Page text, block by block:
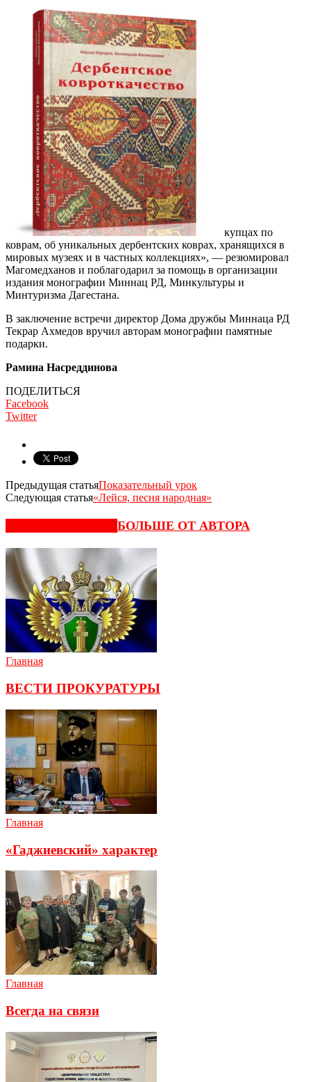
купцах по
коврам, об уникальных дербентских коврах, хранящихся в
мировых музеях и в частных коллекциях», — резюмиро­вал
Магомедханов и поблагодарил за помощь в организации
издания моно­графии Миннац РД, Минкультуры и
Минтуризма Дагестана.
В заключение встречи директор Дома дружбы Миннаца РД
Текрар Ахмедов вручил авторам монографии памятные
подарки.
Рамина Насреддинова
ПОДЕЛИТЬСЯ
Facebook
Twitter
Предыдущая статьяПоказательный урок
Следующая статья«Лейся, песня народная»
БОЛЬШЕ ОТ АВТОРА
Главная
ВЕСТИ ПРОКУРАТУРЫ
Главная
«Гаджиевский» характер
Главная
Всегда на связи